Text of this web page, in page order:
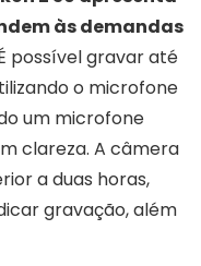
às demandas
possível gravar até
o microfone
um microfone
clareza. A câmera
a duas horas,
gravação, além